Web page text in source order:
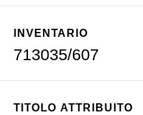
INVENTARIO
713035/607
TITOLO ATTRIBUITO